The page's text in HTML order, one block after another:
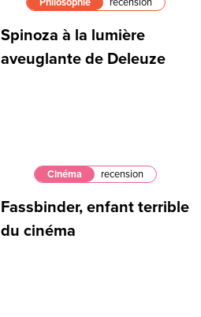
Spinoza à la lumière
aveuglante de Deleuze
Cinéma recension
Fassbinder, enfant terrible
du cinéma